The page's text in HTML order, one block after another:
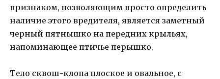
признаком, позволяющим просто определить
наличие этого вредителя, является заметный
черный пятнышко на передних крыльях,
напоминающее птичье перышко.
Тело сквош-клопа плоское и овальное, с